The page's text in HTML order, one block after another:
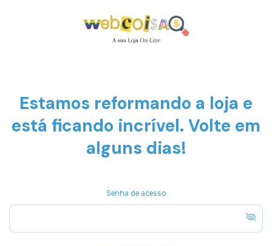
Estamos reformando a loja e
está ficando incrível. Volte em
alguns dias!
Senha de acesso